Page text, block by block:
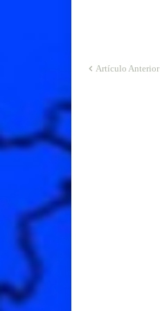
Artículo Anterior